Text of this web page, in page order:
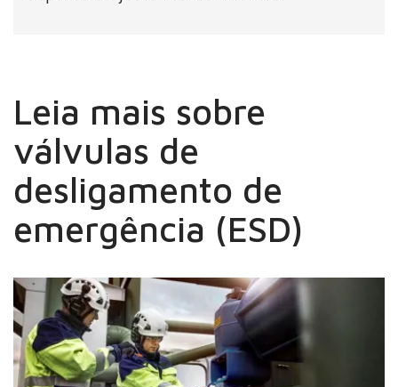
Leia mais sobre
válvulas de
desligamento de
emergência (ESD)